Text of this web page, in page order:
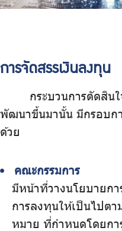
การจัดสรรเงินลงทุน
กระบวนการตัดสิน
พัฒนาขึ้นมานั้น มีกรอบก
ด้วย
คณะกรรมการ
มีหน้าที่วางนโยบายก
การลงทุนให้เป็นไปต
หมาย ที่กําหนดโดยกา